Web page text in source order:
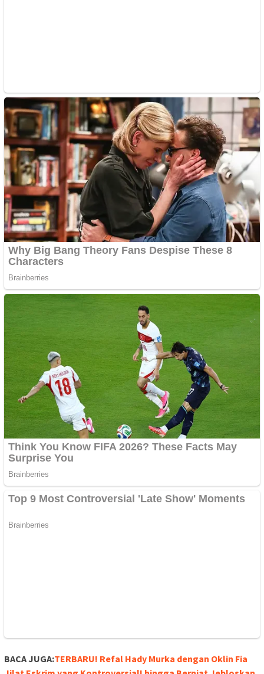
BACA JUGA:TERBARU! Refal Hady Murka dengan Oklin Fia